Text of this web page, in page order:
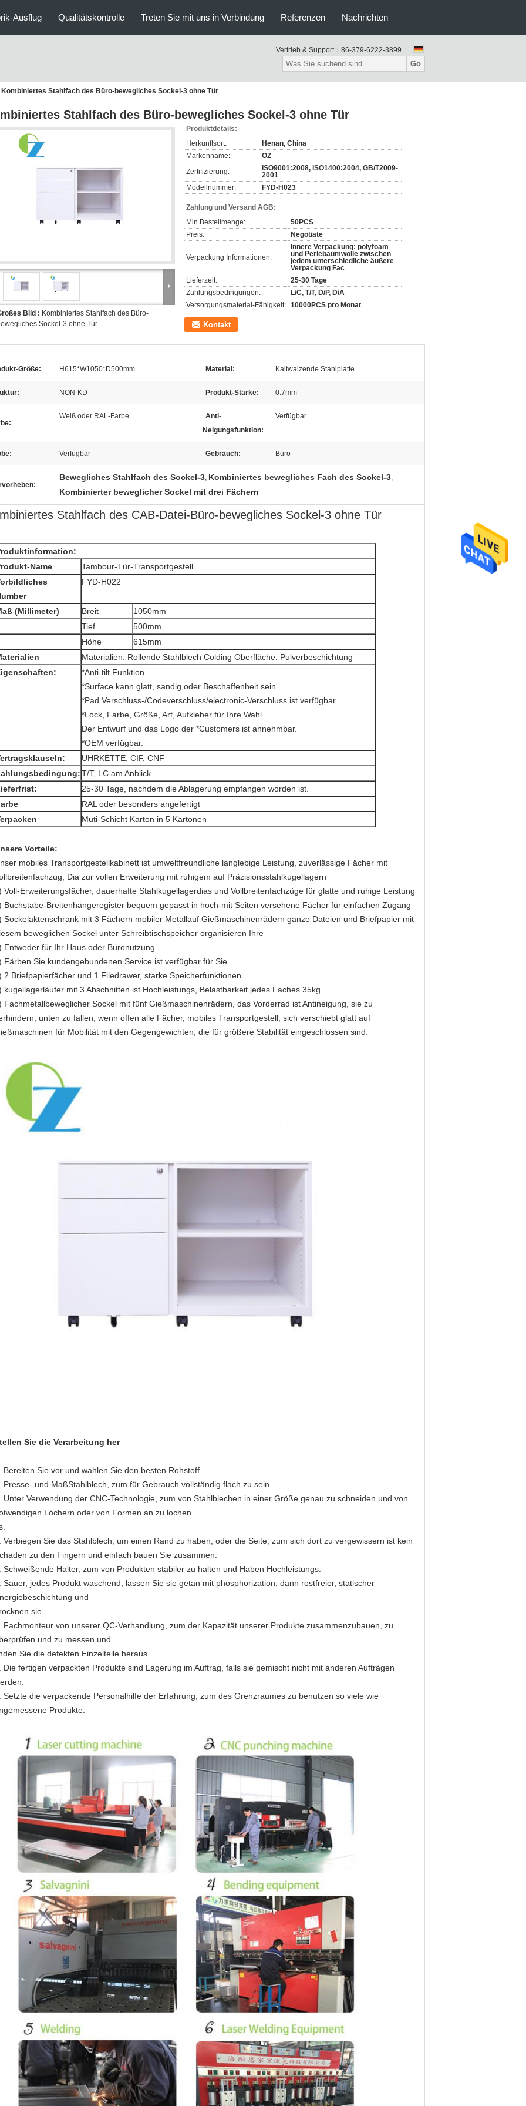
Ausflug Qualitätskontrolle Treten Sie mit uns in Verbindung Referenzen Nachrichten
Vertrieb & Support： 86-379-6222-3899
Go
Kombiniertes Stahlfach des Büro-bewegliches Sockel-3 ohne Tür
Stahlfach des Büro-bewegliches Sockel-3 ohne Tür
Bild : Kombiniertes Stahlfach des Büro-
Sockel-3 ohne Tür
Produktdetails:
Herkunftsort:
Henan, China
Markenname:
OZ
Zertifizierung:
ISO9001:2008, ISO1400:2004, GB/T2009-
2001
Modellnummer:
FYD-H023
Zahlung und Versand AGB:
Min Bestellmenge:
50PCS
Preis:
Negotiate
Verpackung Informationen:
Innere Verpackung: polyfoam
und Perlebaumwolle zwischen
jedem unterschiedliche äußere
Verpackung Fac
Lieferzeit:
25-30 Tage
Zahlungsbedingungen:
L/C, T/T, D/P, D/A
Versorgungsmaterial-Fähigkeit: 10000PCS pro Monat
Kontakt
Größe: H615*W1050*D500mm Material: Kaltwalzende Stahlplatte
NON-KD Produkt-Stärke: 0.7mm
Weiß oder RAL-Farbe
Anti-
Neigungsfunktion:
Verfügbar
Verfügbar Gebrauch: Büro
Bewegliches Stahlfach des Sockel-3, Kombiniertes bewegliches Fach des Sockel-3,
Kombinierter beweglicher Sockel mit drei Fächern
Stahlfach des CAB-Datei-Büro-bewegliches Sockel-3 ohne Tür
Name
Tambour-Tür-Transportgestell
FYD-H022
(Millimeter) Breit
1050mm
Tief
500mm
Höhe
615mm
Materialien: Rollende Stahlblech Colding Oberfläche: Pulverbeschichtung
*Anti-tilt Funktion
*Surface kann glatt, sandig oder Beschaffenheit sein.
*Pad Verschluss-/Codeverschluss/electronic-Verschluss ist verfügbar.
*Lock, Farbe, Größe, Art, Aufkleber für Ihre Wahl.
Der Entwurf und das Logo der *Customers ist annehmbar.
*OEM verfügbar.
UHRKETTE, CIF, CNF
T/T, LC am Anblick
25-30 Tage, nachdem die Ablagerung empfangen worden ist.
RAL oder besonders angefertigt
Muti-Schicht Karton in 5 Kartonen
Vorteile:
mobiles Transportgestellkabinett ist umweltfreundliche langlebige Leistung, zuverlässige Fächer mit
Dia zur vollen Erweiterung mit ruhigem auf Präzisionsstahlkugellagern
Voll-Erweiterungsfächer, dauerhafte Stahlkugellagerdias und Vollbreitenfachzüge für glatte und ruhige Leistung
Buchstabe-Breitenhängeregister bequem gepasst in hoch-mit Seiten versehene Fächer für einfachen Zugang
Sockelaktenschrank mit 3 Fächern mobiler Metallauf Gießmaschinenrädern ganze Dateien und Briefpapier mit
beweglichen Sockel unter Schreibtischspeicher organisieren Ihre
Entweder für Ihr Haus oder Büronutzung
Färben Sie kundengebundenen Service ist verfügbar für Sie
2 Briefpapierfächer und 1 Filedrawer, starke Speicherfunktionen
kugellagerläufer mit 3 Abschnitten ist Hochleistungs, Belastbarkeit jedes Faches 35kg
Fachmetallbeweglicher Sockel mit fünf Gießmaschinenrädern, das Vorderrad ist Antineigung, sie zu
unten zu fallen, wenn offen alle Fächer, mobiles Transportgestell, sich verschiebt glatt auf
für Mobilität mit den Gegengewichten, die für größere Stabilität eingeschlossen sind.
Sie die Verarbeitung her
Bereiten Sie vor und wählen Sie den besten Rohstoff.
Presse- und MaßStahlblech, zum für Gebrauch vollständig flach zu sein.
Unter Verwendung der CNC-Technologie, zum von Stahlblechen in einer Größe genau zu schneiden und von
Löchern oder von Formen an zu lochen
Verbiegen Sie das Stahlblech, um einen Rand zu haben, oder die Seite, zum sich dort zu vergewissern ist kein
zu den Fingern und einfach bauen Sie zusammen.
Schweißende Halter, zum von Produkten stabiler zu halten und Haben Hochleistungs.
Sauer, jedes Produkt waschend, lassen Sie sie getan mit phosphorization, dann rostfreier, statischer
und
sie.
Fachmonteur von unserer QC-Verhandlung, zum der Kapazität unserer Produkte zusammenzubauen, zu
und zu messen und
Sie die defekten Einzelteile heraus.
Die fertigen verpackten Produkte sind Lagerung im Auftrag, falls sie gemischt nicht mit anderen Aufträgen
Setzte die verpackende Personalhilfe der Erfahrung, zum des Grenzraumes zu benutzen so viele wie
Produkte.